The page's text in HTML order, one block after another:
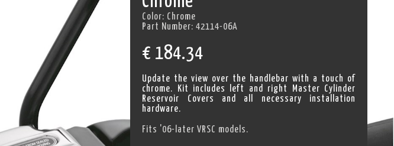
Color: Chrome
Part Number:42114-06A
€ 184.34
Update the view over the handlebar with a touch of
chrome. Kit includes left and right Master Cylinder
Reservoir Covers and all necessary installation
hardware.
Fits '06-later VRSC models.